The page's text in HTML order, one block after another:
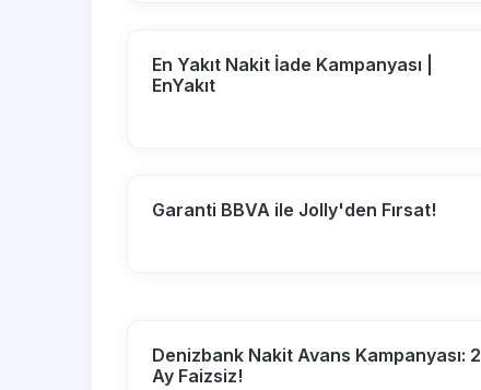
En Yakıt Nakit İade Kampanyası |
EnYakıt
Garanti BBVA ile Jolly'den Fırsat!
Denizbank Nakit Avans Kampanyası: 2
Ay Faizsiz!